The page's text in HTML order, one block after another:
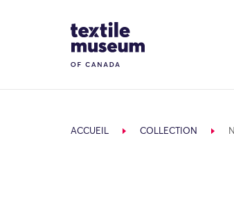
Site Logo
ACCUEIL COLLECTION